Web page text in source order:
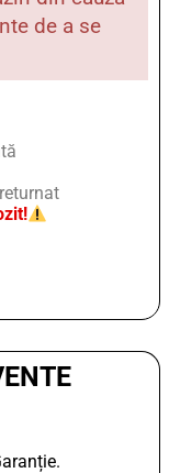
de a se